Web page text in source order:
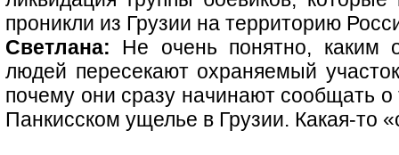
проникли из Грузии на территорию
Светлана: Не очень понятно, каким
людей пересекают охраняемый
почему они сразу начинают сообщать о
Панкисском ущелье в Грузии. Какая-то